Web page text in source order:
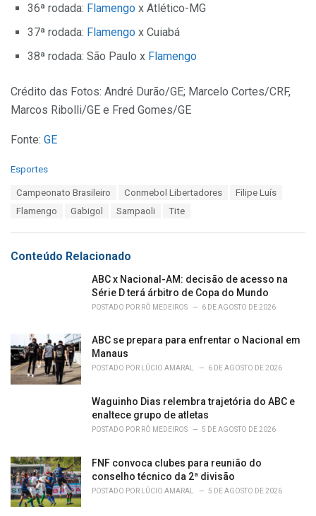
36ª rodada: Flamengo x Atlético-MG
37ª rodada: Flamengo x Cuiabá
38ª rodada: São Paulo x Flamengo
Crédito das Fotos: André Durão/GE; Marcelo Cortes/CRF,
Marcos Ribolli/GE e Fred Gomes/GE
Fonte: GE
C
i
Esportes
Campeonato Brasileiro Conmebol Libertadores
Filipe Luís
Flamengo
Gabigol Sampaoli Tite
Conteúdo Relacionado
ABC x Nacional-AM: decisão de acesso na
Série D terá árbitro de Copa do Mundo
POSTADO POR RÔ MEDEIROS 6 DE AGOSTO DE 2026
ABC se prepara para enfrentar o Nacional em
Manaus
POSTADO POR LÚCIO AMARAL 6 DE AGOSTO DE 2026
Waguinho Dias relembra trajetória do ABC e
enaltece grupo de atletas
POSTADO POR RÔ MEDEIROS 5 DE AGOSTO DE 2026
FNF convoca clubes para reunião do
conselho técnico da 2ª divisão
POSTADO POR LÚCIO AMARAL 5 DE AGOSTO DE 2026